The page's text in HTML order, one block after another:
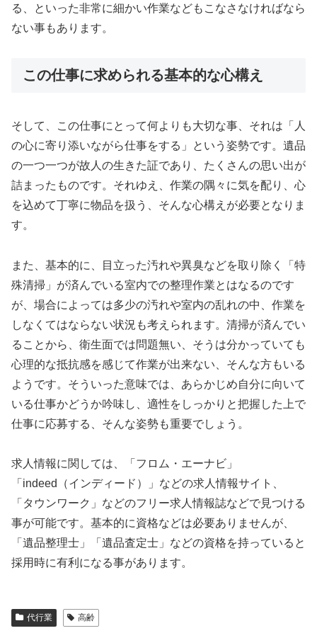
る、といった非常に細かい作業などもこなさなければなら
ない事もあります。
この仕事に求められる基本的な心構え
そして、この仕事にとって何よりも大切な事、それは「人
の心に寄り添いながら仕事をする」という姿勢です。遺品
の一つ一つが故人の生きた証であり、たくさんの思い出が
詰まったものです。それゆえ、作業の隅々に気を配り、心
を込めて丁寧に物品を扱う、そんな心構えが必要となりま
す。
また、基本的に、目立った汚れや異臭などを取り除く「特
殊清掃」が済んでいる室内での整理作業とはなるのです
が、場合によっては多少の汚れや室内の乱れの中、作業を
しなくてはならない状況も考えられます。清掃が済んでい
ることから、衛生面では問題無い、そうは分かっていても
心理的な抵抗感を感じて作業が出来ない、そんな方もいる
ようです。そういった意味では、あらかじめ自分に向いて
いる仕事かどうか吟味し、適性をしっかりと把握した上で
仕事に応募する、そんな姿勢も重要でしょう。
求人情報に関しては、「フロム・エーナビ」
「indeed（インディード）」などの求人情報サイト、
「タウンワーク」などのフリー求人情報誌などで見つける
事が可能です。基本的に資格などは必要ありませんが、
「遺品整理士」「遺品査定士」などの資格を持っていると
採用時に有利になる事があります。
代行業 高齢